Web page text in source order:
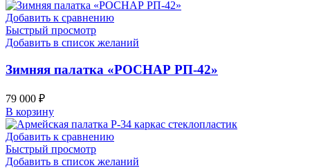
Добавить к сравнению
Быстрый просмотр
Добавить в список желаний
Зимняя палатка «РОСНАР РП-42»
79 000 ₽
В корзину
Добавить к сравнению
Быстрый просмотр
Добавить в список желаний